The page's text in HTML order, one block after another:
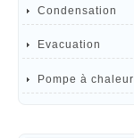
Condensation
Evacuation
Pompe à chaleur